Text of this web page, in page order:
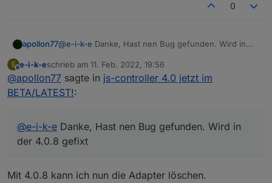
0
apollon77@e-i-k-e Danke, Hast nen Bug gefunden. Wird in
E
Offline
e-i-k-eschrieb am 11. Feb. 2022, 19:56
zuletzt editiert von
@apollon77 sagte in js-controller 4.0 jetzt im
BETA/LATEST!:
@e-i-k-e Danke, Hast nen Bug gefunden. Wird in
der 4.0.8 gefixt
Mit 4.0.8 kann ich nun die Adapter löschen.